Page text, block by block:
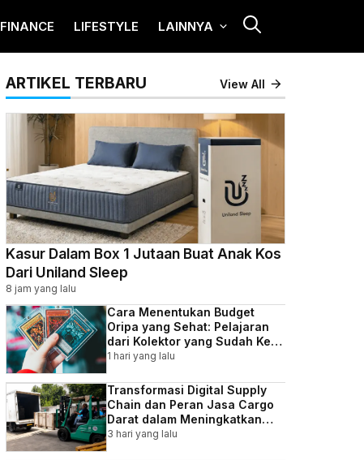
FINANCE LIFESTYLE LAINNYA
ARTIKEL TERBARU View All
Kasur Dalam Box 1 Jutaan Buat Anak Kos
Dari Uniland Sleep
8 jam yang lalu
Cara Menentukan Budget
Oripa yang Sehat: Pelajaran
dari Kolektor yang Sudah Kena
Batunya
1 hari yang lalu
Transformasi Digital Supply
Chain dan Peran Jasa Cargo
Darat dalam Meningkatkan
Efisiensi Bisnis Indonesia
3 hari yang lalu